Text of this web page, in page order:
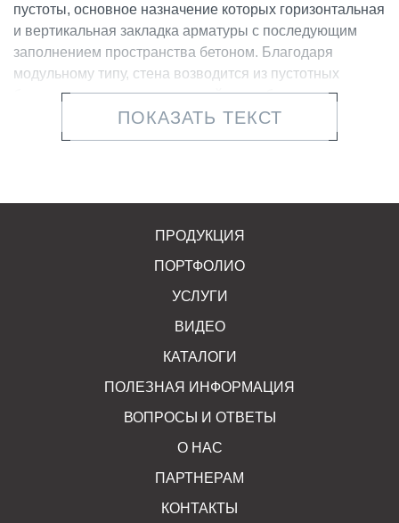
пустоты, основное назначение которых горизонтальная
и вертикальная закладка арматуры с последующим
заполнением пространства бетоном. Благодаря
модульному типу, стена возводится из пустотных
блоков по принципу несъемной опалубки.
Блоки подпорных стен отличаются долговечностью,
поверхности, точно передающей цвет и фактуру
колотых натуральных материалов;
повышенная прочность возведенной стены,
сопоставимая с конструкциями из монолитного
атмосферным воздействиям;
лицевой стороне неповторимый скол.
ПОКАЗАТЬ ТЕКСТ
ПРОДУКЦИЯ
ПОРТФОЛИО
УСЛУГИ
ВИДЕО
КАТАЛОГИ
ПОЛЕЗНАЯ ИНФОРМАЦИЯ
ВОПРОСЫ И ОТВЕТЫ
О НАС
ПАРТНЕРАМ
КОНТАКТЫ